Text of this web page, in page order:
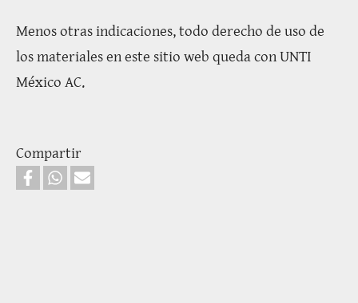
Menos otras indicaciones, todo derecho de uso de
los materiales en este sitio web queda con UNTI
México AC.
Compartir